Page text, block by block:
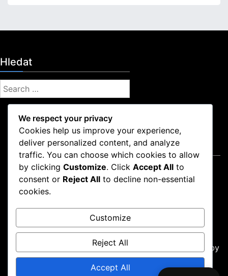
Hledat
S
e
Právní informace
Zásady používání souborů cookie
Zásady ochrany dat
Kontaktujte nás
Kdo jsme
Proudly powered by WordPress
Theme: news-box by
wpthemespace.com.
We respect your privacy
Cookies help us improve your experience,
deliver personalized content, and analyze
traffic. You can choose which cookies to allow
by clicking Customize. Click Accept All to
consent or Reject All to decline non-essential
cookies.
Customize
Reject All
Accept All